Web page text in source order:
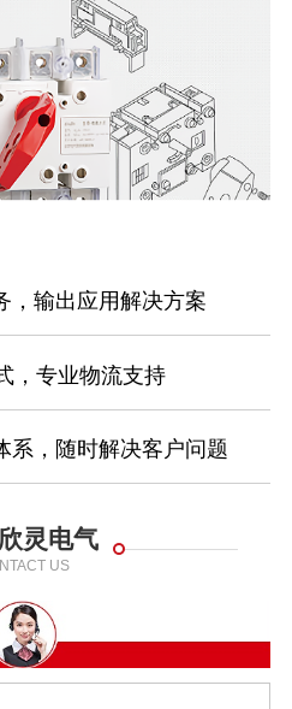
，输出应用解决方案
，专业物流支持
系，随时解决客户问题
灵电气
US